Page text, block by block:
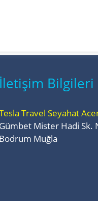
İletişim Bilgileri
Travel Seyahat
Gümbet Mister Hadi Sk.
Bodrum Muğla